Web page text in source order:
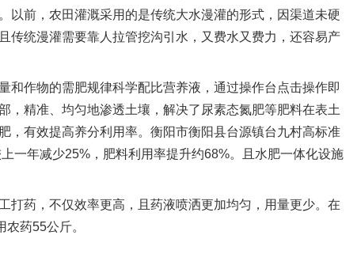
以前，农田灌溉采用的是传统大水漫灌的形式，因渠道未硬
传统漫灌需要靠人拉管挖沟引水，又费水又费力，还容易产
作物的需肥规律科学配比营养液，通过操作台点击操作即
，精准、均匀地渗透土壤，解决了尿素态氮肥等肥料在表土
，有效提高养分利用率。衡阳市衡阳县台源镇台九村高标准
一年减少25%，肥料利用率提升约68%。且水肥一体化设施
药，不仅效率更高，且药液喷洒更加均匀，用量更少。在
药55公斤。